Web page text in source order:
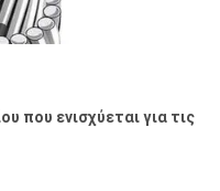
που ενισχύεται για τις